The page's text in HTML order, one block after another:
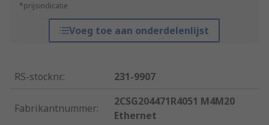
*prijsindicatie
Voeg toe aan onderdelenlijst
RS-stocknr.: 231-9907
Fabrikantnummer:
2CSG204471R4051 M4M20
Ethernet